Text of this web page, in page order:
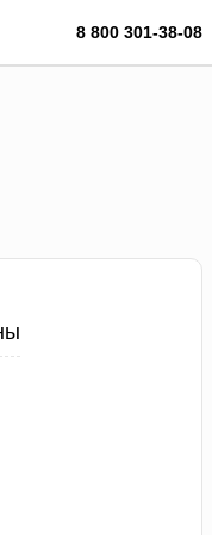
8 800 301-38-08